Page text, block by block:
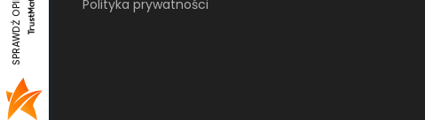
Polityka prywatności
SPRAWDŹ OPINIE